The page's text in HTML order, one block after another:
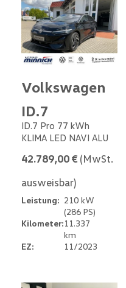
Volkswagen
ID.7
ID.7 Pro 77 kWh
KLIMA LED NAVI ALU
42.789,00 € (MwSt.
ausweisbar)
Leistung: 210 kW
(286 PS)
Kilometer:11.337
km
EZ:
11/2023